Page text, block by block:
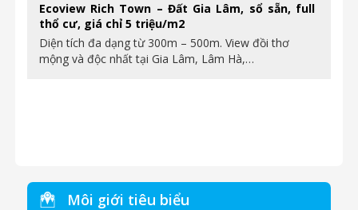
Ecoview Rich Town – Đất Gia Lâm, sổ sẵn, full
thổ cư, giá chỉ 5 triệu/m2
Diện tích đa dạng từ 300m – 500m. View đồi thơ
mộng và độc nhất tại Gia Lâm, Lâm Hà,…
Môi giới tiêu biểu